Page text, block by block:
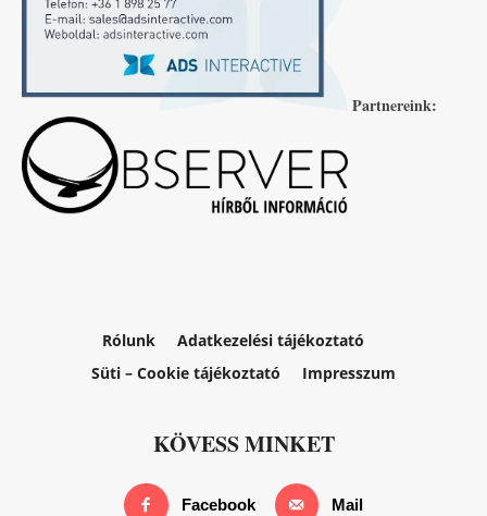
Partnereink:
Rólunk
Adatkezelési tájékoztató
Süti – Cookie tájékoztató
Impresszum
KÖVESS MINKET
Facebook Mail